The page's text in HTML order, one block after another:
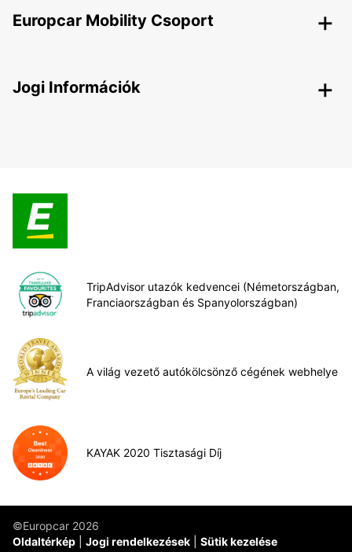
Europcar Mobility Csoport
Jogi Információk
TripAdvisor utazók kedvencei (Németországban,
Franciaországban és Spanyolországban)
A világ vezető autókölcsönző cégének webhelye
KAYAK 2020 Tisztasági Díj
©Europcar 2026
Oldaltérkép
Jogi rendelkezések Sütik kezelése